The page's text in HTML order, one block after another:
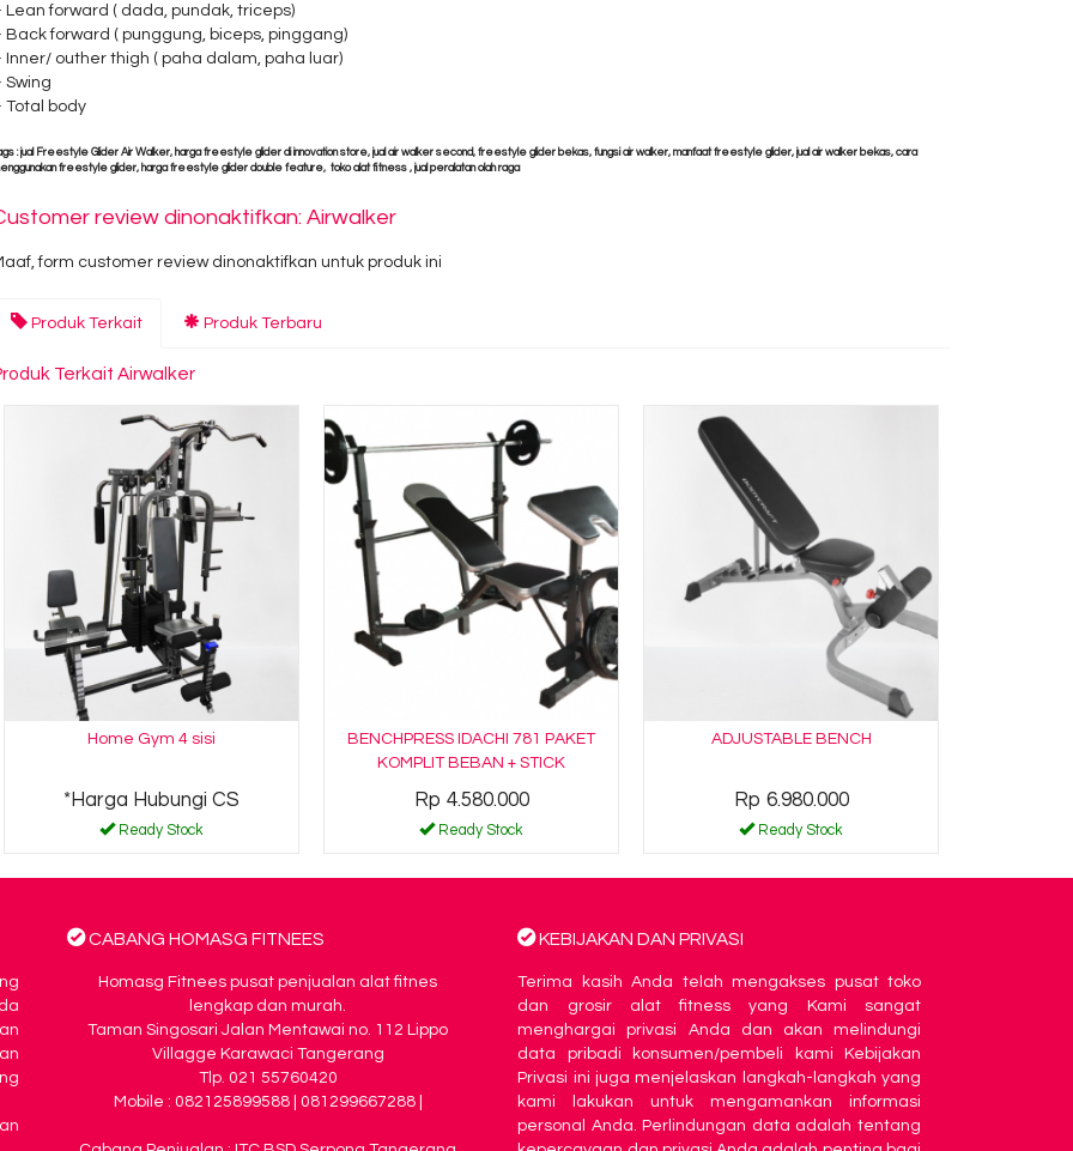
Lean forward ( dada, pundak, triceps)
Back forward ( punggung, biceps, pinggang)
Inner/ outher thigh ( paha dalam, paha luar)
Swing
Total body
: jual Freestyle Glider Air Walker, harga freestyle glider di innovation store, jual air walker second, freestyle glider bekas, fungsi air walker, manfaat freestyle glider, jual air walker bekas, cara
freestyle glider, harga freestyle glider double feature, toko alat fitness , jual peralatan olah raga
review dinonaktifkan: Airwalker
form customer review dinonaktifkan untuk produk ini
Produk Terkait Produk Terbaru
Terkait Airwalker
Home Gym 4 sisi
*Harga Hubungi CS
Ready Stock
BENCHPRESS IDACHI 781 PAKET
KOMPLIT BEBAN + STICK
Rp 4.580.000
Ready Stock
ADJUSTABLE BENCH
Rp 6.980.000
Ready Stock
CABANG HOMASG FITNEES
Homasg Fitnees pusat penjualan alat fitnes
lengkap dan murah.
Taman Singosari Jalan Mentawai no. 112 Lippo
Villagge Karawaci Tangerang
Tlp. 021 55760420
Mobile : 082125899588 | 081299667288 |
KEBIJAKAN DAN PRIVASI
Terima kasih Anda telah mengakses pusat toko
dan grosir alat fitness yang Kami sangat
menghargai privasi Anda dan akan melindungi
data pribadi konsumen/pembeli kami Kebijakan
Privasi ini juga menjelaskan langkah-langkah yang
kami lakukan untuk mengamankan informasi
personal Anda. Perlindungan data adalah tentang